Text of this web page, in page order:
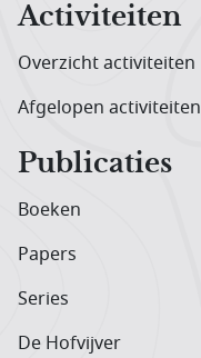
Activiteiten
Overzicht activiteiten
Afgelopen activiteiten
Publicaties
Boeken
Papers
Series
De Hofvijver